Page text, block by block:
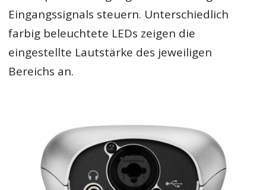
Eingangssignals steuern. Unterschiedlich
farbig beleuchtete LEDs zeigen die
eingestellte Lautstärke des jeweiligen
Bereichs an.